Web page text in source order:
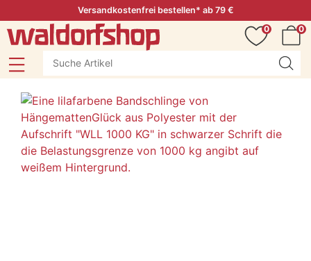
Versandkostenfrei bestellen* ab 79 €
0
0